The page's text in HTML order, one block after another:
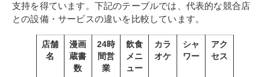
支持を得ています。下記のテーブルでは、代表的な競合店
との設備・サービスの違いを比較しています。
店舗
名
漫画
蔵書
数
24時
間営
業
飲食
メニ
ュー
カラ
オケ
シャ
ワー
アク
セス